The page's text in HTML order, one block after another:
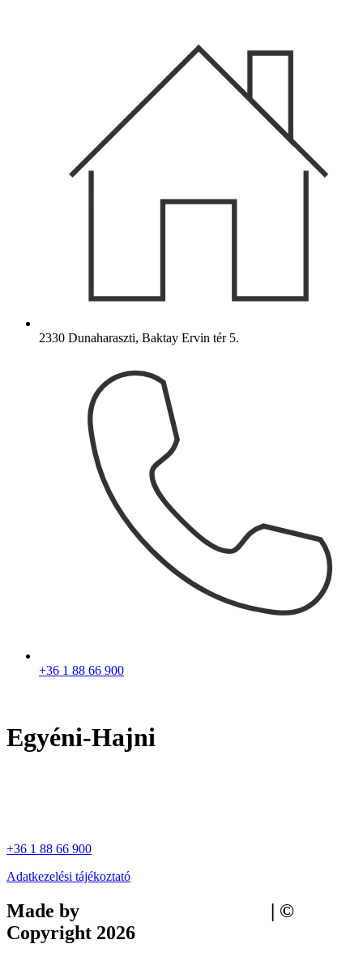
2330 Dunaharaszti, Baktay Ervin tér 5.
+36 1 88 66 900
Egyéni-Hajni
+36 1 88 66 900
Adatkezelési tájékoztató
Made by
| ©
Copyright 2026